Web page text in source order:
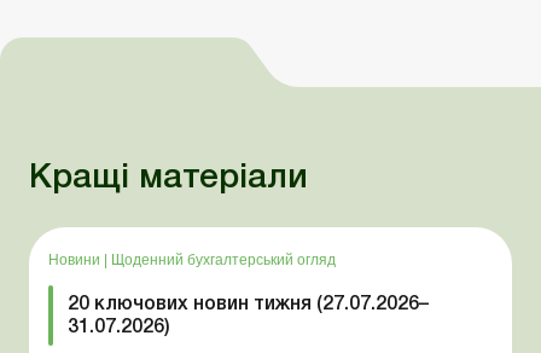
Кращі матеріали
Новини Щоденний бухгалтерський огляд
20 ключових новин тижня (27.07.2026–
31.07.2026)